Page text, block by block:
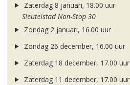
Zaterdag 8 januari, 18.00 uur
Sleutelstad Non-Stop 30
Zondag 2 januari, 16.00 uur
Zondag 26 december, 16.00 uur
Zaterdag 18 december, 17.00 uur
Zaterdag 11 december, 17.00 uur